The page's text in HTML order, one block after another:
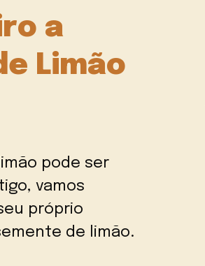
a
Limão
pode ser
vamos
próprio
de limão.